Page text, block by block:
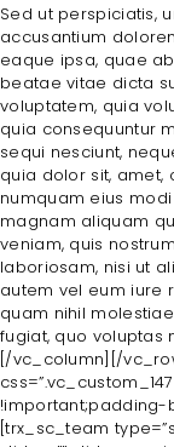
H
O
M
E
A
B
O
U
T
A
Sed ut perspiciatis,
accusantium
eaque ipsa, quae
beatae vitae dicta
voluptatem, quia
quia consequuntur
sequi nesciunt,
quia dolor sit, amet,
numquam eius
magnam aliquam
veniam, quis
laboriosam, nisi ut
autem vel eum iure
quam nihil
fugiat, quo voluptas
[/vc_column][/
!important;padding-
[trx_sc_team